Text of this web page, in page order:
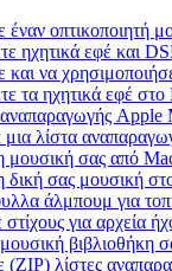
οπτικοποιητή
ηχητικά εφέ και
και να
τα ηχητικά εφέ
Apple
λίστα
μουσική σας από
σας μουσική
άλμπουμ για
στίχους για αρχεία
(ZIP) λίστες